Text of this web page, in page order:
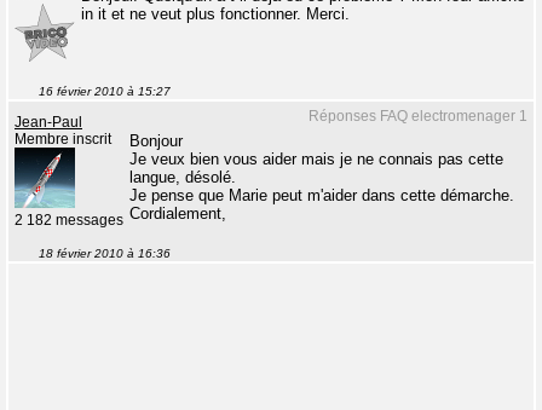
in it et ne veut plus fonctionner. Merci.
16 février 2010 à 15:27
Réponses FAQ electromenager 1
Jean-Paul
Membre inscrit
2 182 messages
Bonjour
Je veux bien vous aider mais je ne connais pas cette
langue, désolé.
Je pense que Marie peut m'aider dans cette démarche.
Cordialement,
18 février 2010 à 16:36